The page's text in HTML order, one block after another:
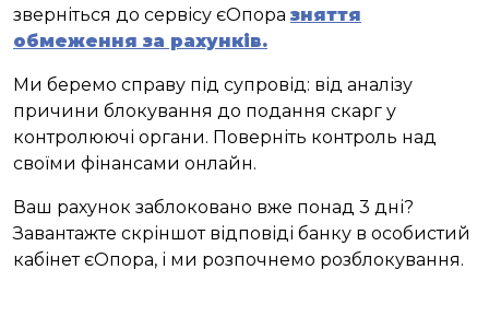
зверніться до сервісу єОпора зняття
обмеження за рахунків.
Ми беремо справу під супровід: від аналізу
причини блокування до подання скарг у
контролюючі органи. Поверніть контроль над
своїми фінансами онлайн.
Ваш рахунок заблоковано вже понад 3 дні?
Завантажте скріншот відповіді банку в особистий
кабінет єОпора, і ми розпочнемо розблокування.